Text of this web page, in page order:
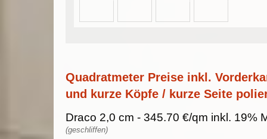
Quadratmeter Preise inkl.
und kurze Köpfe / kurze Seite
Draco 2,0 cm - 345.70 €/qm inkl. 19%
(geschliffen)